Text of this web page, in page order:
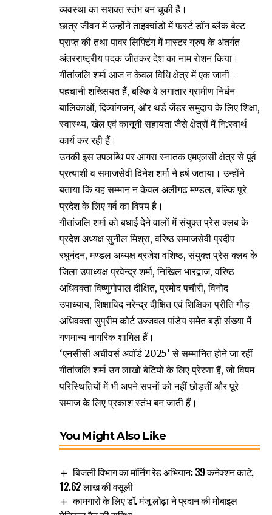
व्यवस्था का सशक्त स्तंभ बन चुकी हैं।
छात्र जीवन में उन्होंने ताइक्वांडो में फर्स्ट डॉन ब्लैक बेल्ट
प्राप्त की तथा पावर लिफ्टिंग में मास्टर ग्रुप के अंतर्गत
अंतरराष्ट्रीय पदक जीतकर देश का नाम रोशन किया।
गीतांजलि शर्मा आज न केवल विधि क्षेत्र में एक जानी-
पहचानी शख्सियत हैं, बल्कि वे लगातार ग्रामीण निर्धन
बालिकाओं, दिव्यांगजन, और थर्ड जेंडर समुदाय के लिए शिक्षा,
स्वास्थ्य, खेल एवं कानूनी सहायता जैसे क्षेत्रों में नि:स्वार्थ
कार्य कर रही हैं।
उनकी इस उपलब्धि पर आगरा स्नातक एमएलसी क्षेत्र से पूर्व
प्रत्याशी व समाजसेवी दिनेश शर्मा ने हर्ष जताया। उन्होंने
बताया कि यह सम्मान न केवल अलीगढ़ मण्डल, बल्कि पूरे
प्रदेश के लिए गर्व का विषय है।
गीतांजलि शर्मा को बधाई देने वालों में संयुक्त प्रेस क्लब के
प्रदेश अध्यक्ष सुनील मिश्रा, वरिष्ठ समाजसेवी प्रदीप
रघुनंदन, मण्डल अध्यक्ष ब्रजेश वशिष्ठ, संयुक्त प्रेस क्लब के
जिला उपाध्यक्ष प्रवेन्द्र शर्मा, निखिल भारद्वाज, वरिष्ठ
अधिवक्ता विष्णुगोपाल दीक्षित, प्रमोद पचौरी, विनोद
उपाध्याय, शिक्षाविद नरेन्द्र दीक्षित एवं शिक्षिका प्रीति गौड़
अधिवक्ता सुप्रीम कोर्ट उज्जवल पांडेय समेत बड़ी संख्या में
गणमान्य नागरिक शामिल हैं।
‘एनसीसी अचीवर्स अवॉर्ड 2025’ से सम्मानित होने जा रहीं
गीतांजलि शर्मा उन लाखों बेटियों के लिए प्रेरणा हैं, जो विषम
परिस्थितियों में भी अपने सपनों को नहीं छोड़तीं और पूरे
समाज के लिए प्रकाश स्तंभ बन जाती हैं।
You Might Also Like
बिजली विभाग का मॉर्निंग रेड अभियान: 39 कनेक्शन काटे,
12.62 लाख की वसूली
कामगारों के लिए डॉ. मंजू लोढ़ा ने प्रदान की मोबाइल